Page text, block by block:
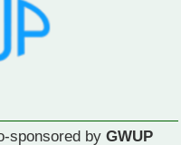
sponsored by GWUP